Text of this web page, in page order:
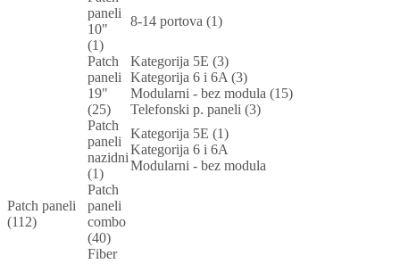
Patch paneli
(112)
paneli
10"
(1)
8-14 portova (1)
Patch
paneli
19"
(25)
Kategorija 5E (3)
Kategorija 6 i 6A (3)
Modularni - bez modula (15)
Telefonski p. paneli (3)
Patch
paneli
nazidni
(1)
Kategorija 5E (1)
Kategorija 6 i 6A
Modularni - bez modula
Patch
paneli
combo
(40)
Fiber